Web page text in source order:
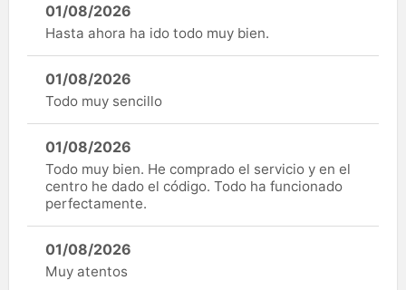
01/08/2026
Hasta ahora ha ido todo muy bien.
01/08/2026
Todo muy sencillo
01/08/2026
Todo muy bien. He comprado el servicio y en el
centro he dado el código. Todo ha funcionado
perfectamente.
01/08/2026
Muy atentos